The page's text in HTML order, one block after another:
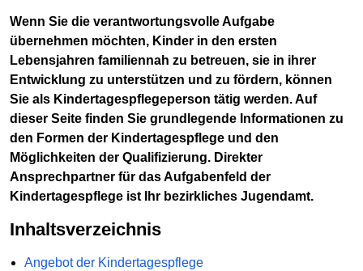
Wenn Sie die verantwortungsvolle Aufgabe
übernehmen möchten, Kinder in den ersten
Lebensjahren familiennah zu betreuen, sie in ihrer
Entwicklung zu unterstützen und zu fördern, können
Sie als Kindertagespflegeperson tätig werden. Auf
dieser Seite finden Sie grundlegende Informationen zu
den Formen der Kindertagespflege und den
Möglichkeiten der Qualifizierung. Direkter
Ansprechpartner für das Aufgabenfeld der
Kindertagespflege ist Ihr bezirkliches Jugendamt.
Inhaltsverzeichnis
Angebot der Kindertagespflege